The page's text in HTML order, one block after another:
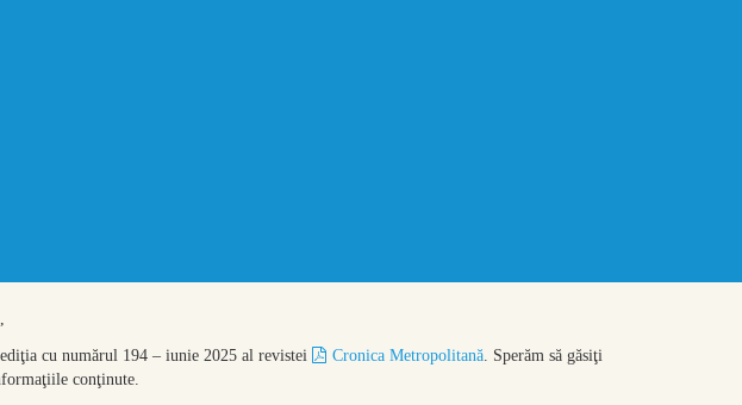
cu numărul 194 – iunie 2025 al revistei Cronica Metropolitană. Sperăm să găsiţi
conţinute.